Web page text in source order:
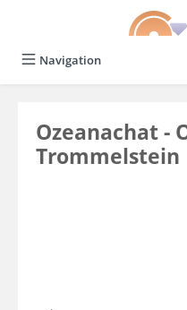
Navigation
Ozeanachat -
Trommelstein